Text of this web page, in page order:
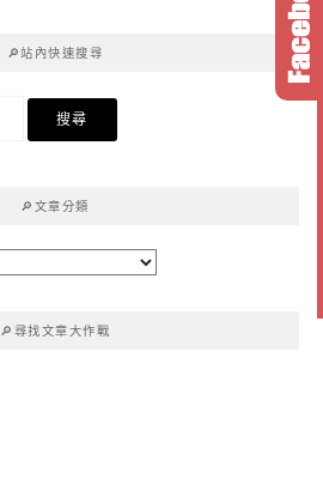
🔎站內快速搜尋
🔎文章分類
🔎尋找文章大作戰